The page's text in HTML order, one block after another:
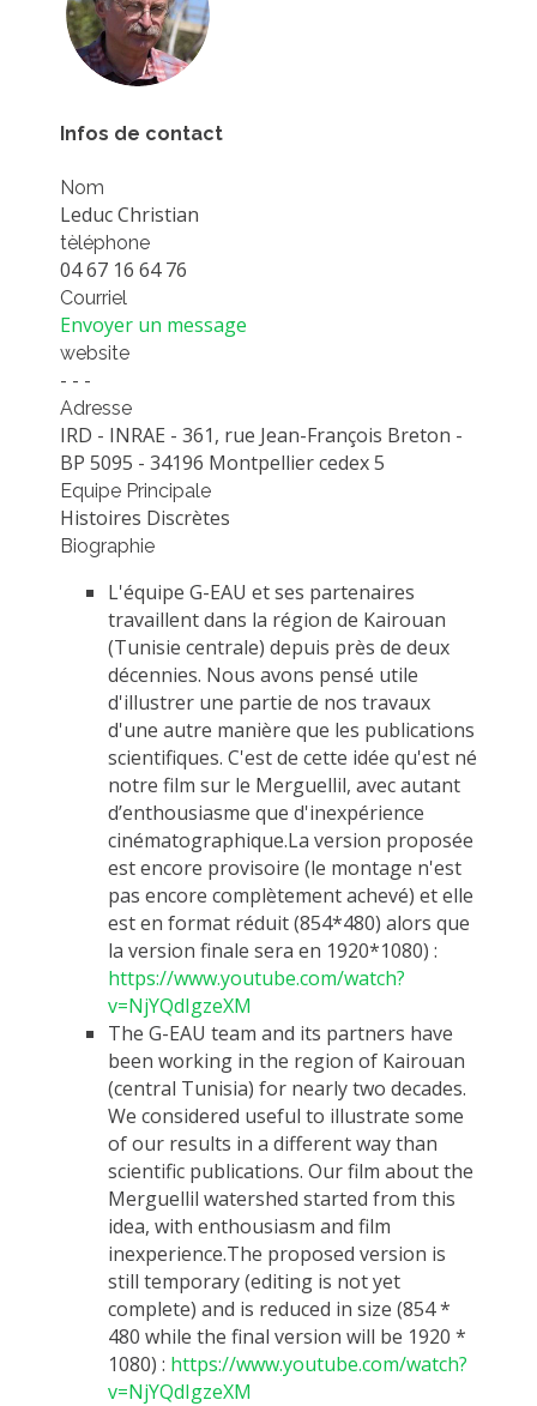
PLATEFORMES EXPÉRIMENTALES
IMPLANTATIONS GÉOGRAPHIQUES
NOS RÉSEAUX SCIENTIFIQUES ET TECHNIQUES
FORMATION
MASTER
INGÉNIEUR
FORMATION DOCTORALE
THÈSES EN COURS
MOOC
PRODUCTION
MÉTHODES ET OUTILS
LOGICIELS
PUBLICATIONS SUR HAL
WORKING PAPERS
NOTES THÉMATIQUES
NOS TRAVAUX EN VIDÉO
Infos de contact
Nom
Leduc Christian
tèléphone
04 67 16 64 76
Courriel
Envoyer un message
website
- - -
Adresse
IRD - INRAE - 361, rue Jean-François Breton -
BP 5095 - 34196 Montpellier cedex 5
Equipe Principale
Histoires Discrètes
Biographie
L'équipe G-EAU et ses partenaires
travaillent dans la région de Kairouan
(Tunisie centrale) depuis près de deux
décennies. Nous avons pensé utile
d'illustrer une partie de nos travaux
d'une autre manière que les publications
scientifiques. C'est de cette idée qu'est né
notre film sur le Merguellil, avec autant
d’enthousiasme que d'inexpérience
cinématographique.La version proposée
est encore provisoire (le montage n'est
pas encore complètement achevé) et elle
est en format réduit (854*480) alors que
la version finale sera en 1920*1080) :
https://www.youtube.com/watch?
v=NjYQdIgzeXM
The G-EAU team and its partners have
been working in the region of Kairouan
(central Tunisia) for nearly two decades.
We considered useful to illustrate some
of our results in a different way than
scientific publications. Our film about the
Merguellil watershed started from this
idea, with enthousiasm and film
inexperience.The proposed version is
still temporary (editing is not yet
complete) and is reduced in size (854 *
480 while the final version will be 1920 *
1080) : https://www.youtube.com/watch?
v=NjYQdIgzeXM